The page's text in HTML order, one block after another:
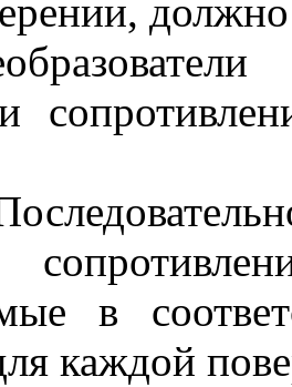
в
каждой